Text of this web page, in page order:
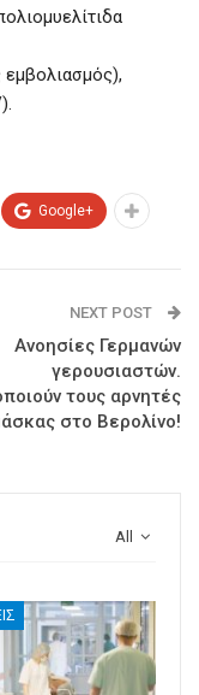
εμβολιασμός),
Google+
NEXT POST
Ανοησίες Γερμανών
γερουσιαστών.
τους αρνητές
στο Βερολίνο!
All